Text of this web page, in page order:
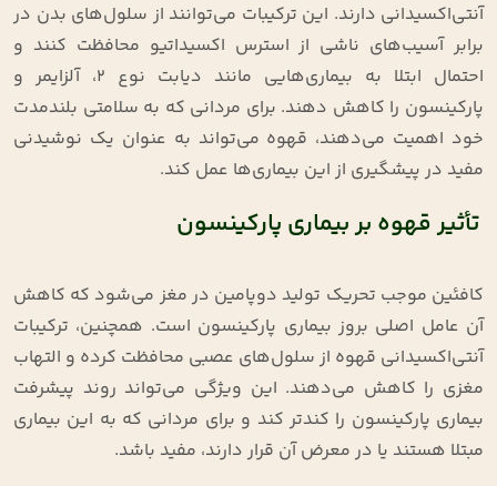
آنتی‌اکسیدانی دارند. این ترکیبات می‌توانند از سلول‌های بدن در
برابر آسیب‌های ناشی از استرس اکسیداتیو محافظت کنند و
احتمال ابتلا به بیماری‌هایی مانند دیابت نوع ۲، آلزایمر و
پارکینسون را کاهش دهند. برای مردانی که به سلامتی بلندمدت
خود اهمیت می‌دهند، قهوه می‌تواند به عنوان یک نوشیدنی
مفید در پیشگیری از این بیماری‌ها عمل کند.
تأثیر قهوه بر بیماری پارکینسون
کافئین موجب تحریک تولید دوپامین در مغز می‌شود که کاهش
آن عامل اصلی بروز بیماری پارکینسون است. همچنین، ترکیبات
آنتی‌اکسیدانی قهوه از سلول‌های عصبی محافظت کرده و التهاب
مغزی را کاهش می‌دهند. این ویژگی می‌تواند روند پیشرفت
بیماری پارکینسون را کندتر کند و برای مردانی که به این بیماری
مبتلا هستند یا در معرض آن قرار دارند، مفید باشد.